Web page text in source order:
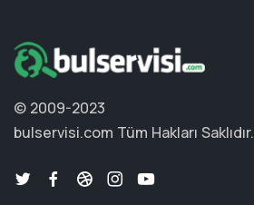
© 2009-2023
bulservisi.com Tüm Hakları Saklıdır.